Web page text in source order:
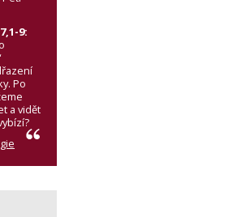
9:
Po
a vidět